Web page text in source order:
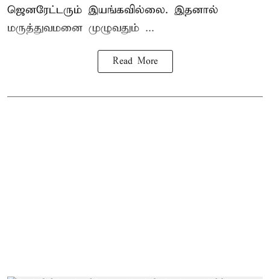
ஜெனரேட்டரும் இயங்கவில்லை. இதனால்
மருத்துவமனை முழுவதும் ...
Read More